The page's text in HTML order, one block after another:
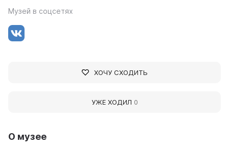
О музее
Музей в соцсетях
ХОЧУ СХОДИТЬ
УЖЕ ХОДИЛ 0